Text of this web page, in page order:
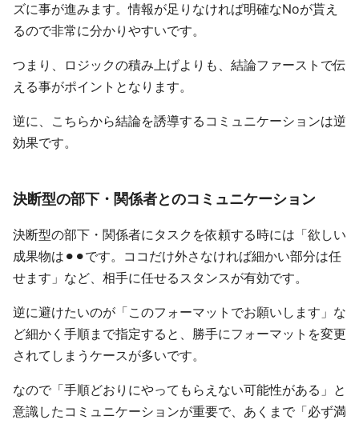
ズに事が進みます。情報が足りなければ明確なNoが貰え
るので非常に分かりやすいです。
つまり、ロジックの積み上げよりも、結論ファーストで伝
える事がポイントとなります。
逆に、こちらから結論を誘導するコミュニケーションは逆
効果です。
決断型の部下・関係者とのコミュニケーション
決断型の部下・関係者にタスクを依頼する時には「欲しい
成果物は⚫︎⚫︎です。ココだけ外さなければ細かい部分は任
せます」など、相手に任せるスタンスが有効です。
逆に避けたいのが「このフォーマットでお願いします」な
ど細かく手順まで指定すると、勝手にフォーマットを変更
されてしまうケースが多いです。
なので「手順どおりにやってもらえない可能性がある」と
意識したコミュニケーションが重要で、あくまで「必ず満